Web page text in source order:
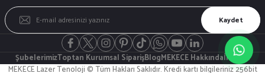
Kaydet
ŞubelerimizToptan Kurumsal SiparişBlogMEKECE Hakkındaİletişim
MEKECE Lazer Tenoloji © Tüm Hakları Saklıdır. Kredi kartı bilgileriniz 256bit